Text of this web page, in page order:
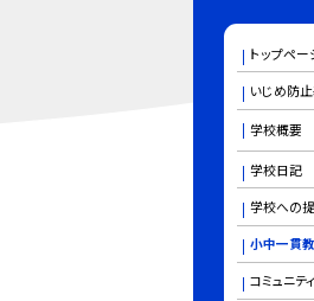
トップペー
いじめ防
学校概要
学校日記
学校への
小中一貫
コミュニテ